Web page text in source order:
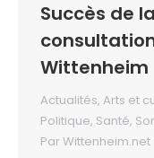
Succès de
Wittenheim
Actualités, Arts et
Politique, Santé,
Par Wittenheim.net